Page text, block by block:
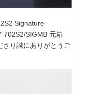
Signature
702S2/SIGMB 元箱
さり誠にありがとうご